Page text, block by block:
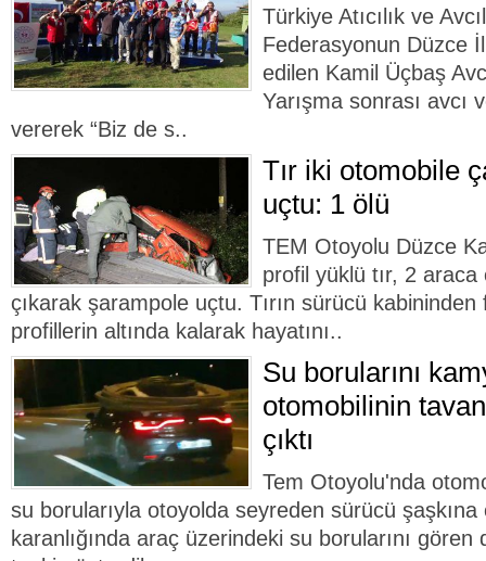
Türkiye Atıcılık ve
Federasyonun Düzce
edilen Kamil Üçbaş
Yarışma sonrası avcı
vererek “Biz de s..
Tır iki otomobile
uçtu: 1 ölü
TEM Otoyolu Düzce
profil yüklü tır, 2
çıkarak şarampole uçtu. Tırın sürücü
profillerin altında kalarak hayatını..
Su borularını
otomobilinin
çıktı
Tem Otoyolu'nda
su borularıyla otoyolda seyreden sürücü
karanlığında araç üzerindeki su borularını